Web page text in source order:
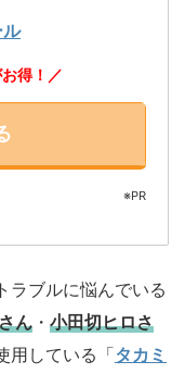
得！／
※PR
ラブルに悩んでいる
ん ・ 小田切ヒロさ
用している「タカミ